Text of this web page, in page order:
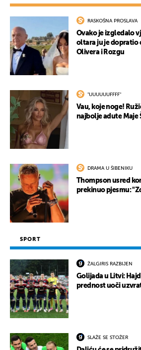
RASKOŠNA PROSLAVA
Ovako je izgledalo
oltara ju je dopratio
Olivera i Rozgu
"UUUUUUFFFF"
Vau, koje noge!
najbolje adute Maje
DRAMA U ŠIBENIKU
Thompson usred
prekinuo pjesmu:
SPORT
ŽALGIRIS RAZBIJEN
Golijada u Litvi:
prednost uoči
SLAŽE SE STOŽER